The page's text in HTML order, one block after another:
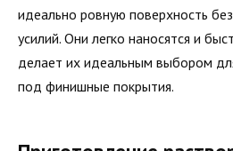
идеально ровную поверхность
усилий. Они легко наносятся и
делает их идеальным выбором
под финишные покрытия.